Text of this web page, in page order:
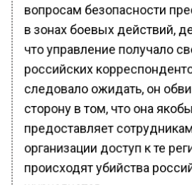
вопросам безопасности
в зонах боевых действий,
что управление получало
российских
следовало ожидать, он
сторону в том, что она
предоставляет
организации доступ к те
происходят убийства